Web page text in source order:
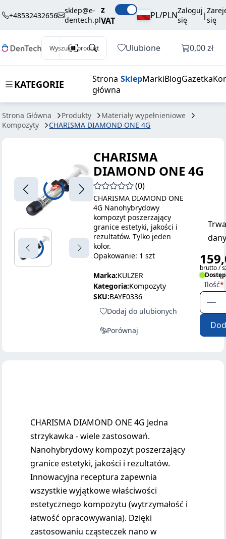
+48532432656
sklep@e-
dentech.pl
z
VAT
PL/PLNZaloguj
się
|się
Wyszukaj produkt Ulubione Otwórz
0,00 zł
KATEGORIE
Strona
główna
SklepMarkiBlogGazetka
Strona Główna Produkty
Materiały wypełnieniowe
Kompozyty
CHARISMA DIAMOND ONE 4G
DIAMOND
brutto / szt.
CHARISMA
DIAMOND ONE 4G
(0)
CHARISMA DIAMOND ONE
4G Nanohybrydowy
kompozyt poszerzający
granice estetyki, jakości i
rezultatów. Tylko jeden
kolor.
Opakowanie: 1 szt
Marka:KULZER
Kategoria:Kompozyty
SKU:BAYE0336
Dodaj do ulubionych
Porównaj
brutto /
Ilość
CHARISMA DIAMOND ONE 4G Jedna
strzykawka - wiele zastosowań.
Nanohybrydowy kompozyt poszerzający
granice estetyki, jakości i rezultatów.
Innowacyjna receptura zapewnia
wszystkie wyjątkowe właściwości
estetycznego kompozytu (wytrzymałość i
łatwość opracowywania). Dzięki
zastosowaniu cząsteczek nano w